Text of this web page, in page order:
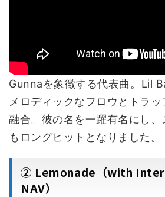
Gunnaを象徴する代表曲。Lil
メロディックなフロウとトラ
融合。彼の名を一躍有名にし
もロングヒットとなりました。
② Lemonade（with
NAV）